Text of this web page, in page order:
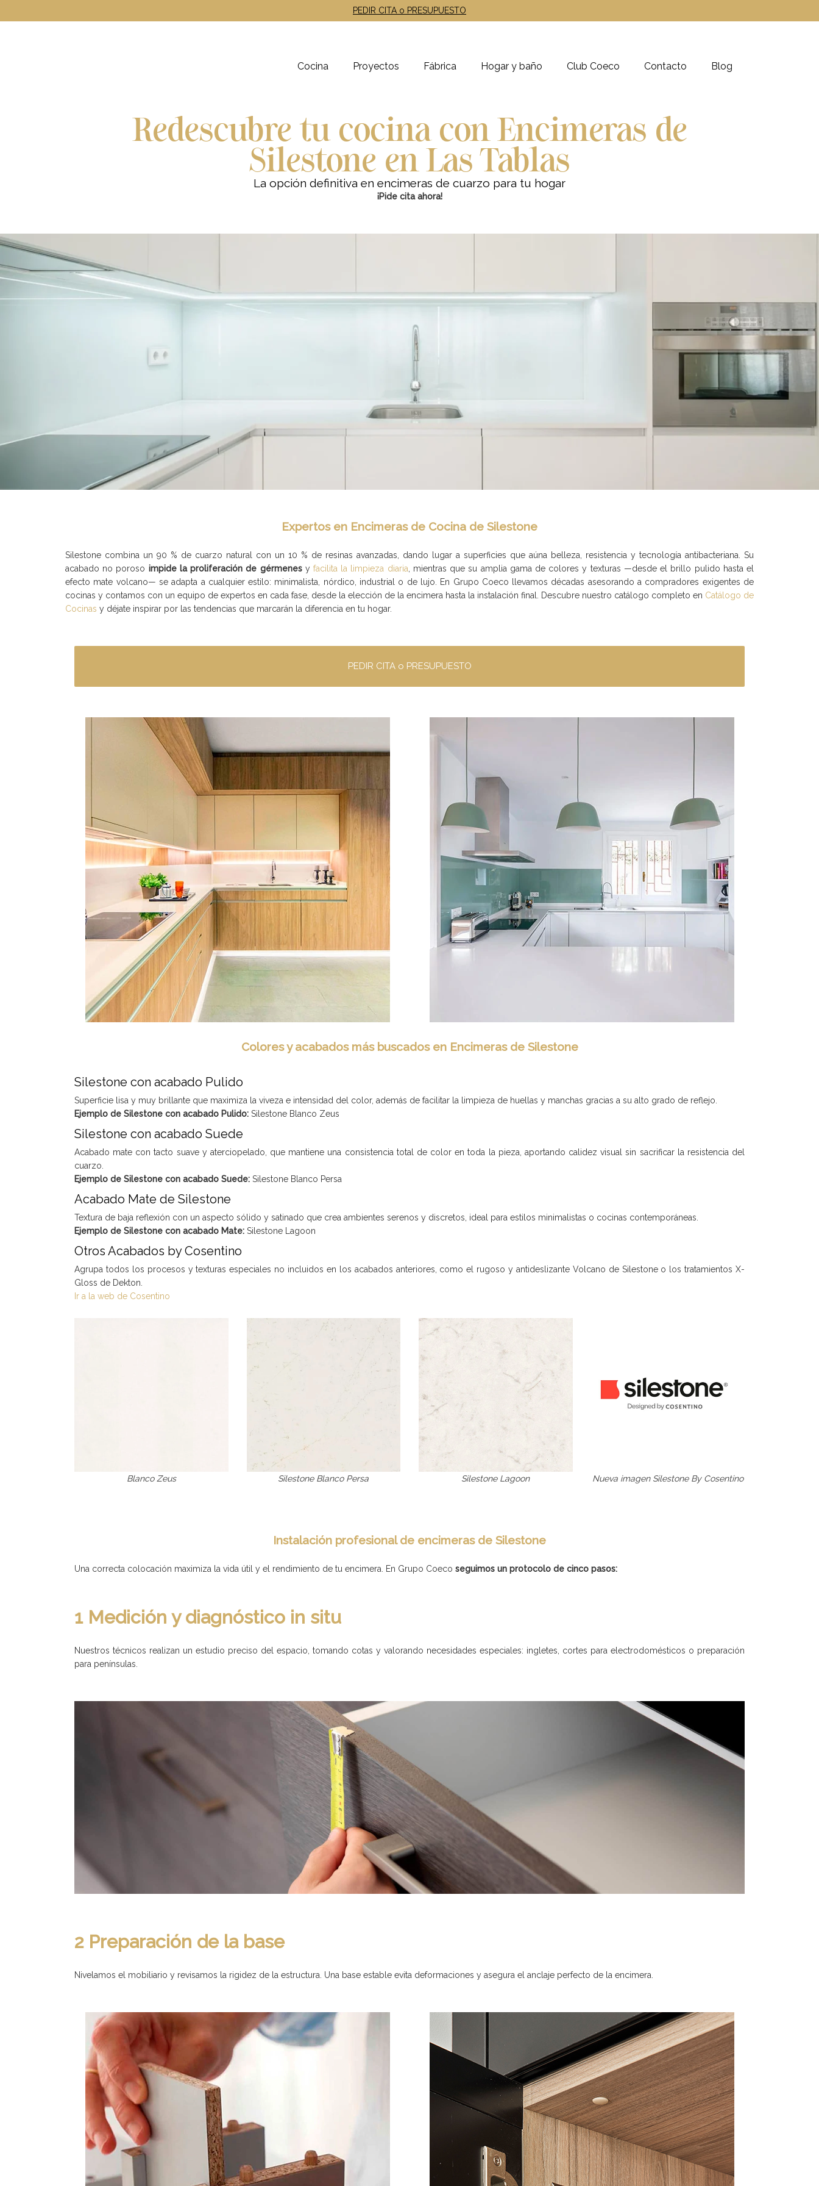
PEDIR CITA o PRESUPUESTO
Cocina Proyectos Fábrica Hogar y baño Club Coeco Contacto Blog
Redescubre tu cocina con Encimeras de
Silestone en Las Tablas
La opción definitiva en encimeras de cuarzo para tu hogar
¡Pide cita ahora!
Expertos en Encimeras de Cocina de Silestone
Silestone combina un 90 % de cuarzo natural con un 10 % de resinas avanzadas, dando lugar a superficies que aúna belleza, resistencia y tecnología antibacteriana. Su
acabado no poroso impide la proliferación de gérmenesyfacilita la limpieza diaria , mientras que su amplia gama de colores y texturas —desde el brillo pulido hasta el
efecto mate volcano— se adapta a cualquier estilo: minimalista, nórdico, industrial o de lujo. En Grupo Coeco llevamos décadas asesorando a compradores exigentes de
cocinas y contamos con un equipo de expertos en cada fase, desde la elección de la encimera hasta la instalación final. Descubre nuestro catálogo completo en Catálogo de
Cocinas y déjate inspirar por las tendencias que marcarán la diferencia en tu hogar.
PEDIR CITA o PRESUPUESTO
Colores y acabados más buscados en Encimeras de Silestone
Silestone con acabado Pulido
Superficie lisa y muy brillante que maximiza la viveza e intensidad del color, además de facilitar la limpieza de huellas y manchas gracias a su alto grado de reflejo.
Ejemplo de Silestone con acabado Pulido: Silestone Blanco Zeus
Silestone con acabado Suede
Acabado mate con tacto suave y aterciopelado, que mantiene una consistencia total de color en toda la pieza, aportando calidez visual sin sacrificar la resistencia del
cuarzo.
Ejemplo de Silestone con acabado Suede: Silestone Blanco Persa
Acabado Mate de Silestone
Textura de baja reflexión con un aspecto sólido y satinado que crea ambientes serenos y discretos, ideal para estilos minimalistas o cocinas contemporáneas.
Ejemplo de Silestone con acabado Mate: Silestone Lagoon
Otros Acabados by Cosentino
Agrupa todos los procesos y texturas especiales no incluidos en los acabados anteriores, como el rugoso y antideslizante Volcano de Silestone o los tratamientos X-
Gloss de Dekton.
Ir a la web de Cosentino
Blanco Zeus Silestone Blanco Persa Silestone Lagoon Nueva imagen Silestone By Cosentino
Instalación profesional de encimeras de Silestone
Una correcta colocación maximiza la vida útil y el rendimiento de tu encimera. En Grupo Coeco seguimos un protocolo de cinco pasos:
1 Medición y diagnóstico in situ
Nuestros técnicos realizan un estudio preciso del espacio, tomando cotas y valorando necesidades especiales: ingletes, cortes para electrodomésticos o preparación
para penínsulas.
2 Preparación de la base
Nivelamos el mobiliario y revisamos la rigidez de la estructura. Una base estable evita deformaciones y asegura el anclaje perfecto de la encimera.